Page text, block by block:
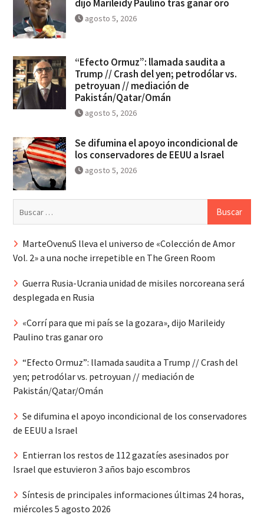
dijo Marileidy Paulino tras ganar oro
agosto 5, 2026
“Efecto Ormuz”: llamada saudita a
Trump // Crash del yen; petrodólar vs.
petroyuan // mediación de
Pakistán/Qatar/Omán
agosto 5, 2026
Se difumina el apoyo incondicional de
los conservadores de EEUU a Israel
agosto 5, 2026
MarteOvenuS lleva el universo de «Colección de Amor
Vol. 2» a una noche irrepetible en The Green Room
Guerra Rusia-Ucrania unidad de misiles norcoreana será
desplegada en Rusia
«Corrí para que mi país se la gozara», dijo Marileidy
Paulino tras ganar oro
“Efecto Ormuz”: llamada saudita a Trump // Crash del
yen; petrodólar vs. petroyuan // mediación de
Pakistán/Qatar/Omán
Se difumina el apoyo incondicional de los conservadores
de EEUU a Israel
Entierran los restos de 112 gazatíes asesinados por
Israel que estuvieron 3 años bajo escombros
Síntesis de principales informaciones últimas 24 horas,
miércoles 5 agosto 2026